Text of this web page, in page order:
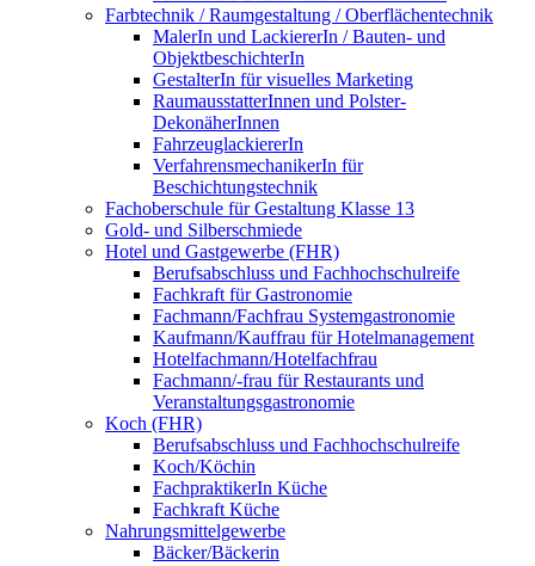
Farbtechnik / Raumgestaltung / Oberflächentechnik
MalerIn und LackiererIn / Bauten- und
ObjektbeschichterIn
GestalterIn für visuelles Marketing
RaumausstatterInnen und Polster-
DekonäherInnen
FahrzeuglackiererIn
VerfahrensmechanikerIn für
Beschichtungstechnik
Fachoberschule für Gestaltung Klasse 13
Gold- und Silberschmiede
Hotel und Gastgewerbe (FHR)
Berufsabschluss und Fachhochschulreife
Fachkraft für Gastronomie
Fachmann/Fachfrau Systemgastronomie
Kaufmann/Kauffrau für Hotelmanagement
Hotelfachmann/Hotelfachfrau
Fachmann/-frau für Restaurants und
Veranstaltungsgastronomie
Koch (FHR)
Berufsabschluss und Fachhochschulreife
Koch/Köchin
FachpraktikerIn Küche
Fachkraft Küche
Nahrungsmittelgewerbe
Bäcker/Bäckerin